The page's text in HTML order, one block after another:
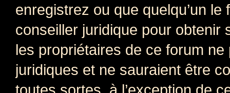
enregistrez ou que quelqu’un
conseiller juridique pour obtenir
les propriétaires de ce forum
juridiques et ne sauraient être
toutes sortes, à l’exception de